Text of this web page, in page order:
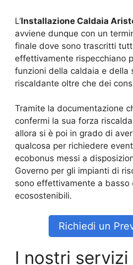
L’Installazione Caldaia
avviene dunque con un
finale dove sono trascritti
effettivamente rispecchiano
funzioni della caldaia e della
riscaldante oltre che dei
Tramite la documentazione
confermi la sua forza
allora si è poi in grado di
qualcosa per richiedere
ecobonus messi a
Governo per gli impianti di
sono effettivamente a basso
ecosostenibili.
Richiedi un
I nostri servizi